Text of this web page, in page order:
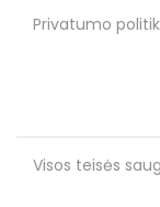
Privatumo
Visos teisės